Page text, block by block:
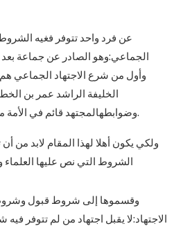
عن فرد واحد تتوفر فغيه الشروط
الجماعي:وهو الصادر عن جماعة
وأول من شرع الاجتهاد الجماعي
الخليفة الراشد عمر بن
وضوابطهالمجتهد قائم في الأمة مقام الرسول صلى الله عليه.
ولكي يكون أهلا لهذا المقام لابد من
الشروط التي نص عليها